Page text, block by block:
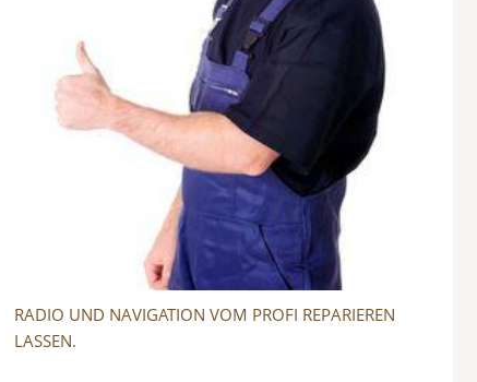
RADIO UND NAVIGATION VOM PROFI REPARIEREN
LASSEN.